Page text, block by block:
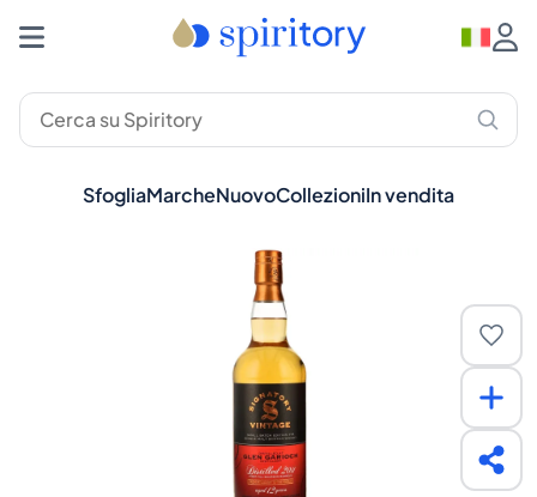
SfogliaMarcheNuovoCollezioniIn vendita